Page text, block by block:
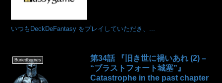
いつもDeckDeFantasy をプレイしていただき、...
Buriedbornes
第34話 『旧き世に禍いあれ (2) –
“ブラストフォート城塞”』
Catastrophe in the past chapter